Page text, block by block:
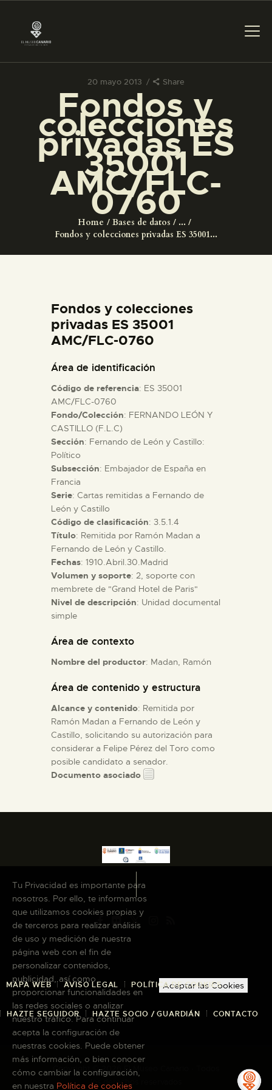
20 mayo 2013 Share
Fondos y
colecciones
privadas ES
35001
AMC/FLC-
0760
Home Bases de datos
...
Fondos y colecciones privadas ES 35001...
PREPARAR LA VISITA
ACTIVIDADES
█
EL MUSEO
ESPAÑOL
ACTIVIDADES
█
EL MUSEO
COLECCIONES
DIDÁCTICA
ESPAÑOL
Fondos y colecciones
privadas ES 35001
AMC/FLC-0760
Área de identificación
Código de referencia: ES 35001
AMC/FLC-0760
Fondo/Colección: FERNANDO LEÓN Y
CASTILLO (F.L.C)
Sección: Fernando de León y Castillo:
Político
Subsección: Embajador de España en
Francia
Serie: Cartas remitidas a Fernando de
León y Castillo
Código de clasificación: 3.5.1.4
Título: Remitida por Ramón Madan a
Fernando de León y Castillo.
Fechas: 1910.Abril.30.Madrid
Volumen y soporte: 2, soporte con
membrete de "Grand Hotel de Paris"
Nivel de descripción: Unidad documental
simple
Área de contexto
Nombre del productor: Madan, Ramón
Área de contenido y estructura
Alcance y contenido: Remitida por
Ramón Madan a Fernando de León y
Castillo, solicitando su autorización para
considerar a Felipe Pérez del Toro como
posible candidato a senador.
Documento asociado
MAPA WEB AVISO LEGAL POLÍTICA DE COOKIES
HAZTE SEGUIDOR HAZTE SOCIO / GUARDIÁN CONTACTO
Copyright © 2026 El Museo Canario · Todos
los derechos reservados
Tu Privacidad es importante para
nosotros. Por ello, te informamos
que utilizamos cookies propias y
de terceros para realizar análisis
de uso y medición de nuestra
página web con el fin de
personalizar contenidos,
publicidad, así como
proporcionar funcionalidades en
las redes sociales o analizar
nuestro tráfico. Para continuar
acepta la configuración de
nuestras cookies. Puede obtener
más información, o bien conocer
cómo cambiar la configuración,
en nuestra Política de cookies
Aceptar las Cookies